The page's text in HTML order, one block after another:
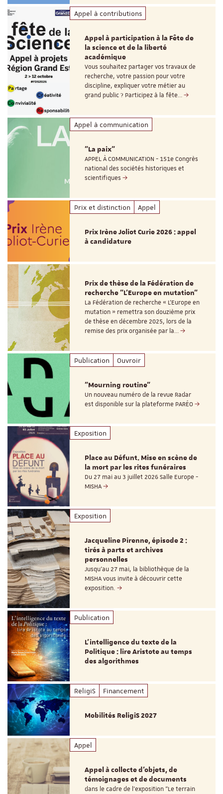
Appel à contributions
Appel à participation à la Fête de
la science et de la liberté
académique
Vous souhaitez partager vos travaux de
recherche, votre passion pour votre
discipline, expliquer votre métier au
grand public ? Participez à la fête…
Appel à communication
"La paix"
APPEL À COMMUNICATION - 151e Congrès
national des sociétés historiques et
scientifiques
Prix et distinction Appel
Prix Irène Joliot Curie 2026 : appel
à candidature
Prix de thèse de la Fédération de
recherche "L’Europe en mutation"
La Fédération de recherche « L’Europe en
mutation » remettra son douzième prix
de thèse en décembre 2025, lors de la
remise des prix organisée par la…
Publication Ouvroir
"Mourning routine"
Un nouveau numéro de la revue Radar
est disponible sur la plateforme PARÉO
Exposition
Place au Défunt. Mise en scène de
la mort par les rites funéraires
Du 27 mai au 3 juillet 2026 Salle Europe -
MISHA
Exposition
Jacqueline Pirenne, épisode 2 :
tirés à parts et archives
personnelles
Jusqu’au 27 mai, la bibliothèque de la
MISHA vous invite à découvrir cette
exposition.
Publication
L’intelligence du texte de la
Politique : lire Aristote au temps
des algorithmes
ReligiS Financement
Mobilités ReligiS 2027
Appel
Appel à collecte d'objets, de
témoignages et de documents
dans le cadre de l'exposition "Le terrain